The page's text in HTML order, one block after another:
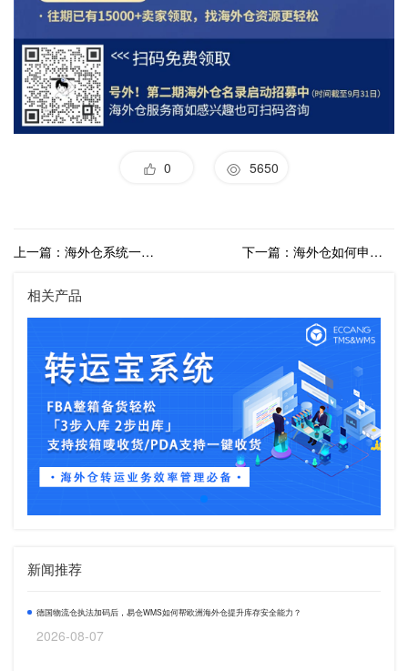
0 5650
上一篇：海外仓系统一物一码序列号功能介绍 下一篇：海外仓如何申请入驻速卖通生态仓和菜鸟承诺达
相关产品
新闻推荐
德国物流仓执法加码后，易仓WMS如何帮欧洲海外仓提升库存安全能力？
2026-08-07